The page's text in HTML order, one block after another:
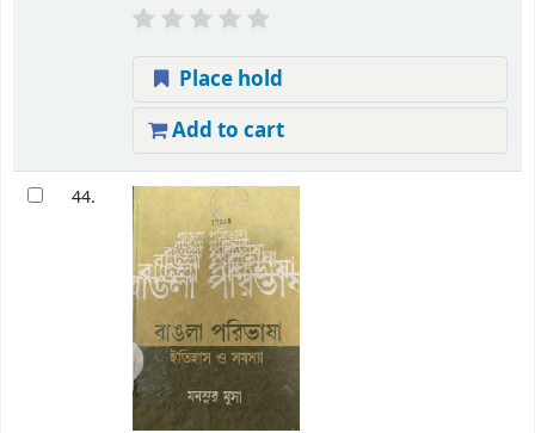
Place hold
Add to cart
44.